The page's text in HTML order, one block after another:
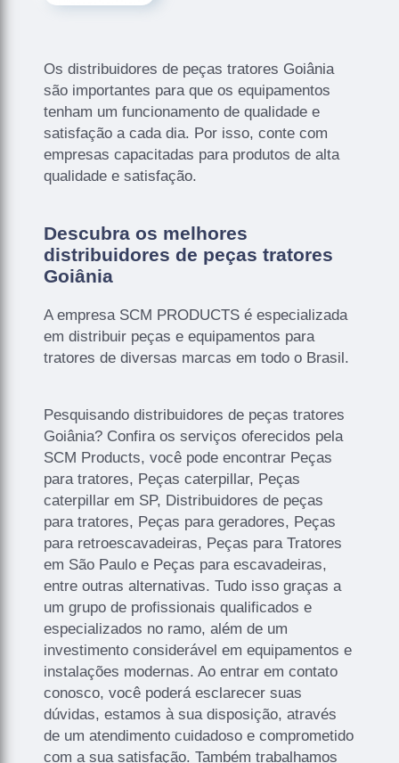
Os distribuidores de peças tratores Goiânia
são importantes para que os equipamentos
tenham um funcionamento de qualidade e
satisfação a cada dia. Por isso, conte com
empresas capacitadas para produtos de alta
qualidade e satisfação.
Descubra os melhores
distribuidores de peças tratores
Goiânia
A empresa SCM PRODUCTS é especializada
em distribuir peças e equipamentos para
tratores de diversas marcas em todo o Brasil.
Pesquisando distribuidores de peças tratores
Goiânia? Confira os serviços oferecidos pela
SCM Products, você pode encontrar Peças
para tratores, Peças caterpillar, Peças
caterpillar em SP, Distribuidores de peças
para tratores, Peças para geradores, Peças
para retroescavadeiras, Peças para Tratores
em São Paulo e Peças para escavadeiras,
entre outras alternativas. Tudo isso graças a
um grupo de profissionais qualificados e
especializados no ramo, além de um
investimento considerável em equipamentos e
instalações modernas. Ao entrar em contato
conosco, você poderá esclarecer suas
dúvidas, estamos à sua disposição, através
de um atendimento cuidadoso e comprometido
com a sua satisfação. Também trabalhamos